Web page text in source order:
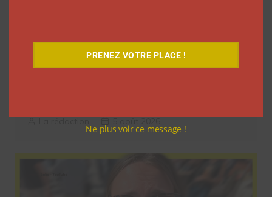
PRENEZ VOTRE PLACE !
Ne plus voir ce message !